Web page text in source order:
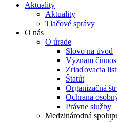
Aktuality
Aktuality
Tlačové správy
O nás
O úrade
Slovo na úvod
Význam
Zriaďovacia
Štatút
Organizačná
Ochrana
Právne služby
Medzinárodná